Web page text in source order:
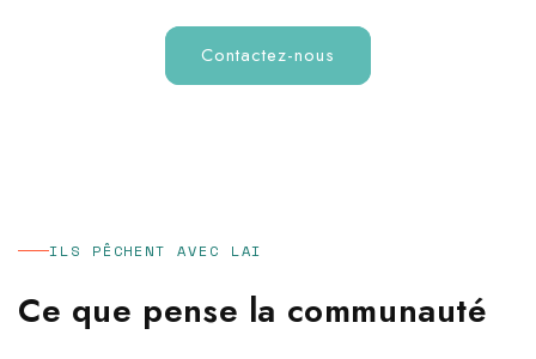
Contactez-nous
ILS PÊCHENT AVEC LAI
Ce que pense la communauté